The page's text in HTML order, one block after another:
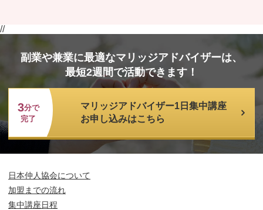
//
副業や兼業に最適なマリッジアドバイザーは、
最短2週間で活動できます！
3分で
完了
マリッジアドバイザー1日集中講座
お申し込みはこちら
日本仲人協会について
加盟までの流れ
集中講座日程